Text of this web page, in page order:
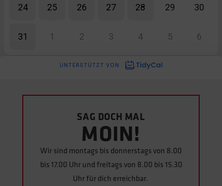
SAG DOCH MAL
MOIN!
Wir sind montags bis donnerstags von 8.00
bis 17.00 Uhr und freitags von 8.00 bis 15.30
Uhr für dich erreichbar.